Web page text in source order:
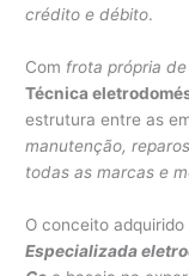
crédito e débito.
Com frota própria
Técnica
estrutura entre as
manutenção,
todas as marcas e
O conceito
Especializada